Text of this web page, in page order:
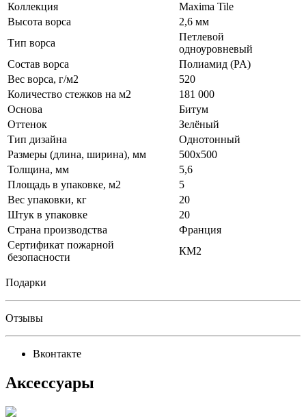
Коллекция
Maxima Tile
Высота ворса
2,6 мм
Тип ворса
Петлевой
одноуровневый
Состав ворса
Полиамид (PA)
Вес ворса, г/м2
520
Количество стежков на м2
181 000
Основа
Битум
Оттенок
Зелёный
Тип дизайна
Однотонный
Размеры (длина, ширина), мм
500x500
Толщина, мм
5,6
Площадь в упаковке, м2
5
Вес упаковки, кг
20
Штук в упаковке
20
Страна производства
Франция
Сертификат пожарной
безопасности
КМ2
Подарки
Отзывы
Вконтакте
Аксессуары